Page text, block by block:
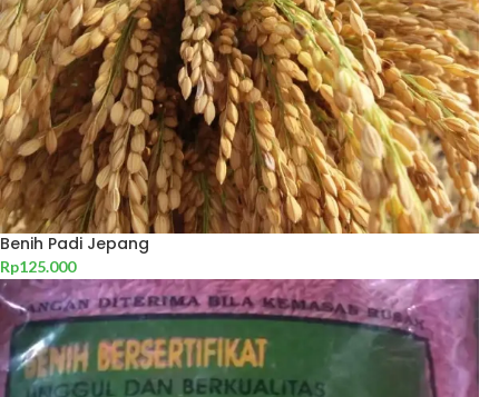
Benih Padi Jepang
Rp125.000